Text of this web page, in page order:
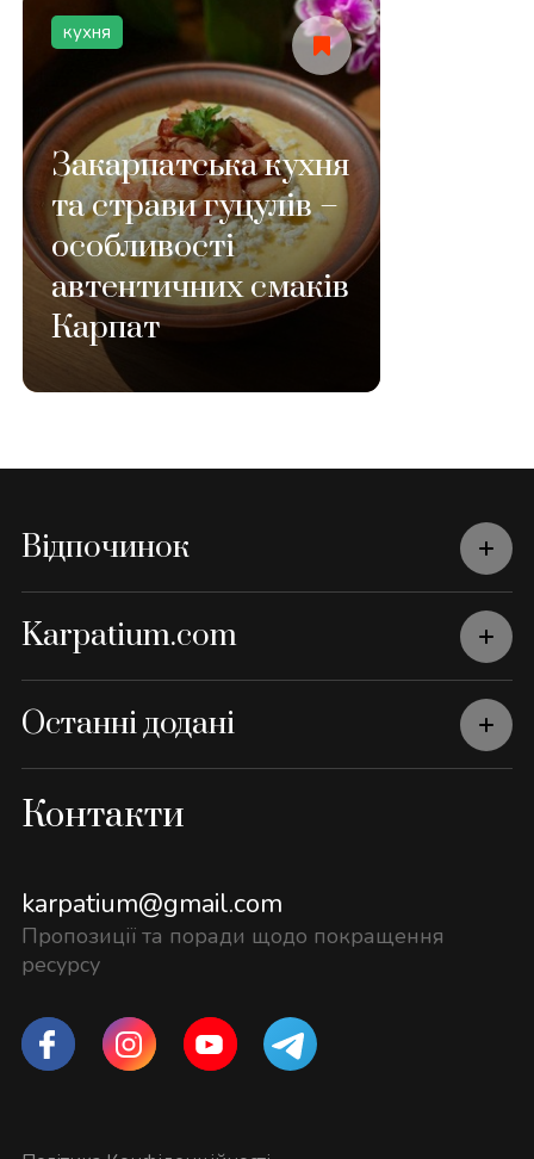
кухня
Закарпатська кухня
та страви гуцулів –
особливості
автентичних смаків
Карпат
Відпочинок
Karpatium.com
Останні додані
Контакти
karpatium@gmail.com
Пропозиції та поради щодо покращення
ресурсу